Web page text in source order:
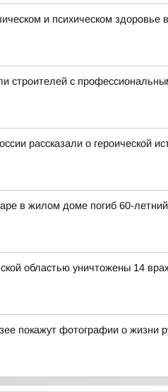
и психическом здоровье
строителей с
рассказали о героической
в жилом доме погиб 60-
областью уничтожены 14
покажут фотографии о жизни